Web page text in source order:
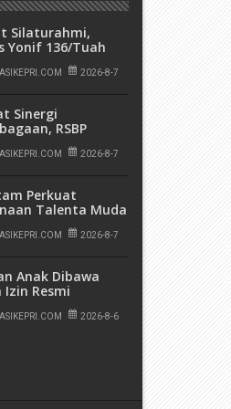
Silaturahmi,
Yonif 136/Tuah
Ilu Gelar
di Kampung
2026-8-7
Sinergi
RSBP
dan BPOM
Pelayanan dan
2026-8-7
Perkuat
Talenta Muda
Prime
Grassroot
2026-8-7
Anak Dibawa
Izin Resmi
Polsek Lubuk
Sengketa Hak
2026-8-6